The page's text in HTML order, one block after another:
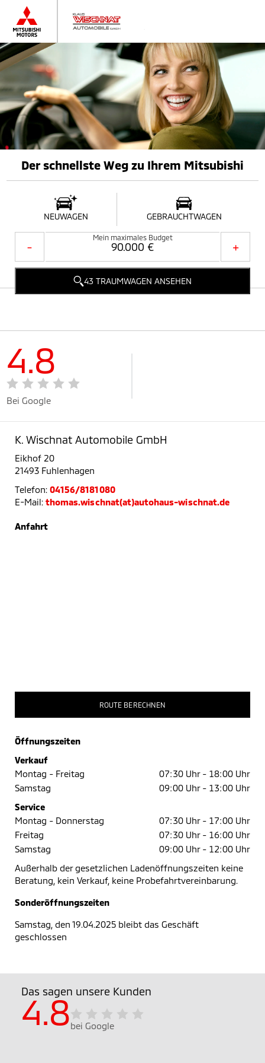
Der schnellste Weg zu Ihrem Mitsubishi
NEUWAGEN GEBRAUCHTWAGEN
-
Mein maximales Budget
+
43 TRAUMWAGEN ANSEHEN
4.8
Bei Google
K. Wischnat Automobile GmbH
Eikhof 20
21493 Fuhlenhagen
Telefon: 04156/8181080
E-Mail: thomas.wischnat(at)autohaus-wischnat.de
Anfahrt
ROUTE BERECHNEN
Öffnungszeiten
Verkauf
Montag - Freitag
07:30 Uhr - 18:00 Uhr
Samstag
09:00 Uhr - 13:00 Uhr
Service
Montag - Donnerstag
07:30 Uhr - 17:00 Uhr
Freitag
07:30 Uhr - 16:00 Uhr
Samstag
09:00 Uhr - 12:00 Uhr
Außerhalb der gesetzlichen Ladenöffnungszeiten keine
Beratung, kein Verkauf, keine Probefahrtvereinbarung.
Sonderöffnungszeiten
Samstag, den 19.04.2025 bleibt das Geschäft
geschlossen
Das sagen unsere Kunden
4.8bei Google